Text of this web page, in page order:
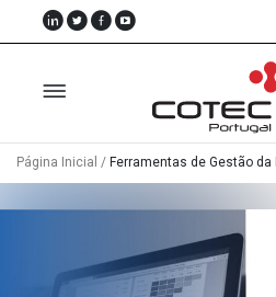
Sobre
Página Inicial / Ferramentas de Gestão